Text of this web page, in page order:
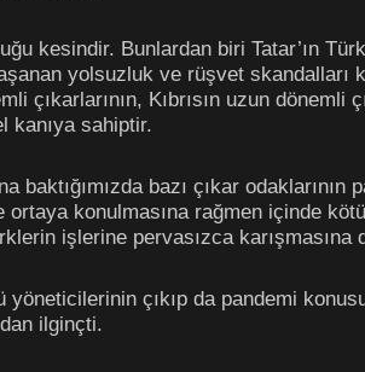
kesindir. Bunlardan biri Tatar’ın
yolsuzluk ve rüşvet
çıkarlarının, Kıbrısın uzun
kanıya sahiptir.
baktığımızda bazı çıkar
konulmasına rağmen içinde
işlerine pervasızca
çıkıp da pandemi
ilginçti.